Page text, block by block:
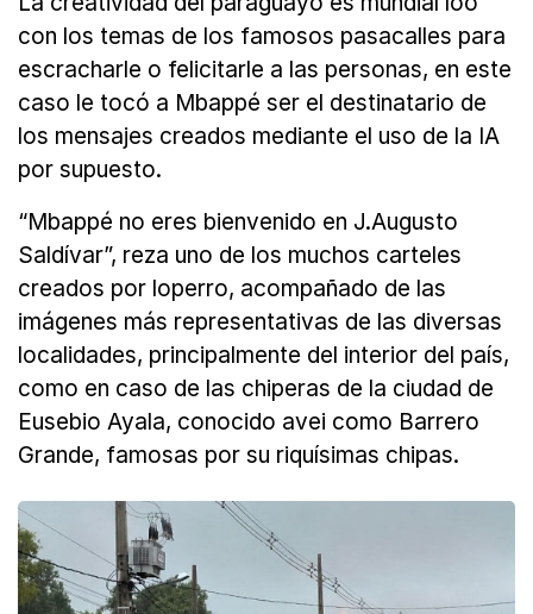
con los temas de los famosos pasacalles para
escracharle o felicitarle a las personas, en este
caso le tocó a Mbappé ser el destinatario de
los mensajes creados mediante el uso de la IA
por supuesto.
“Mbappé no eres bienvenido en J.Augusto
Saldívar”, reza uno de los muchos carteles
creados por loperro, acompañado de las
imágenes más representativas de las diversas
localidades, principalmente del interior del país,
como en caso de las chiperas de la ciudad de
Eusebio Ayala, conocido avei como Barrero
Grande, famosas por su riquísimas chipas.